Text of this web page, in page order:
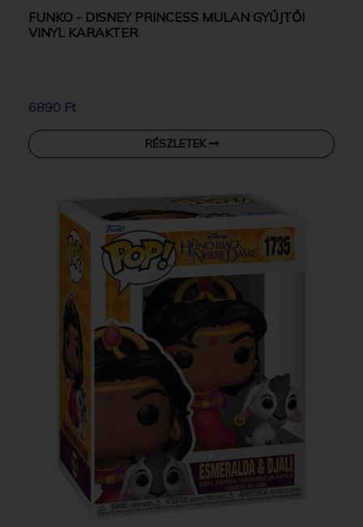
FUNKO - DISNEY PRINCESS MULAN GYŰJTŐI
VINYL KARAKTER
6890 Ft
RÉSZLETEK